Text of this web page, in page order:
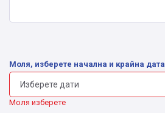
Моля, изберете начална и крайна дата
Моля изберете